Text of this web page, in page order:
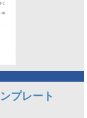
プレート